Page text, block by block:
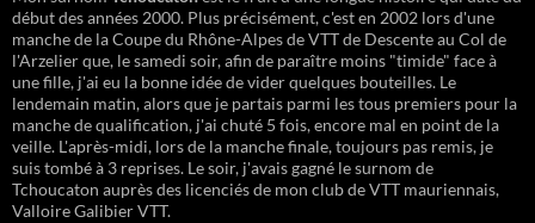
début des années 2000. Plus précisément, c'est en 2002 lors d'une
manche de la Coupe du Rhône-Alpes de VTT de Descente au Col de
l'Arzelier que, le samedi soir, afin de paraître moins "timide" face à
une fille, j'ai eu la bonne idée de vider quelques bouteilles. Le
lendemain matin, alors que je partais parmi les tous premiers pour la
manche de qualification, j'ai chuté 5 fois, encore mal en point de la
veille. L'après-midi, lors de la manche finale, toujours pas remis, je
suis tombé à 3 reprises. Le soir, j'avais gagné le surnom de
Tchoucaton auprès des licenciés de mon club de VTT mauriennais,
Valloire Galibier VTT.